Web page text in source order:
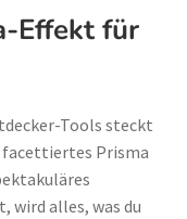
Effekt für
Tools steckt
facettiertes Prisma
wird alles, was du